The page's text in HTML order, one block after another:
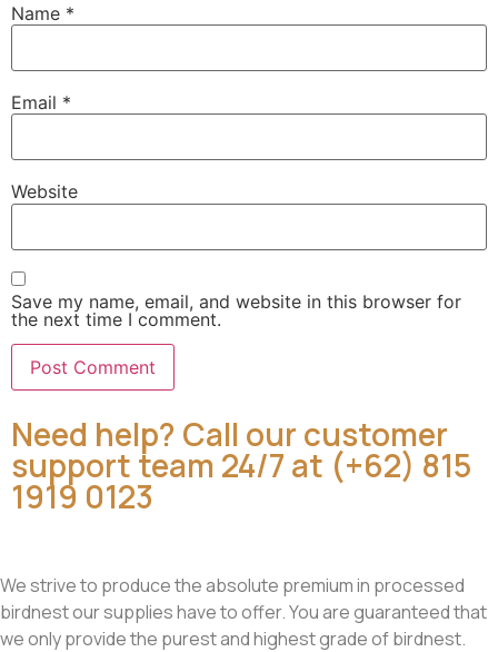
Name *
Email *
Website
Save my name, email, and website in this browser for
the next time I comment.
Need help? Call our customer
support team 24/7 at (+62) 815
1919 0123
We strive to produce the absolute premium in processed
birdnest our supplies have to offer. You are guaranteed that
we only provide the purest and highest grade of birdnest.